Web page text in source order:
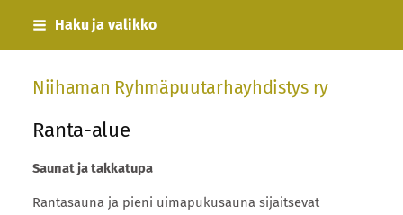
Siirry
Haku ja valikko
Niihaman Ryhmäpuutarhayhdistys ry
Ranta-alue
Saunat ja takkatupa
Rantasauna ja pieni uimapukusauna sijaitsevat